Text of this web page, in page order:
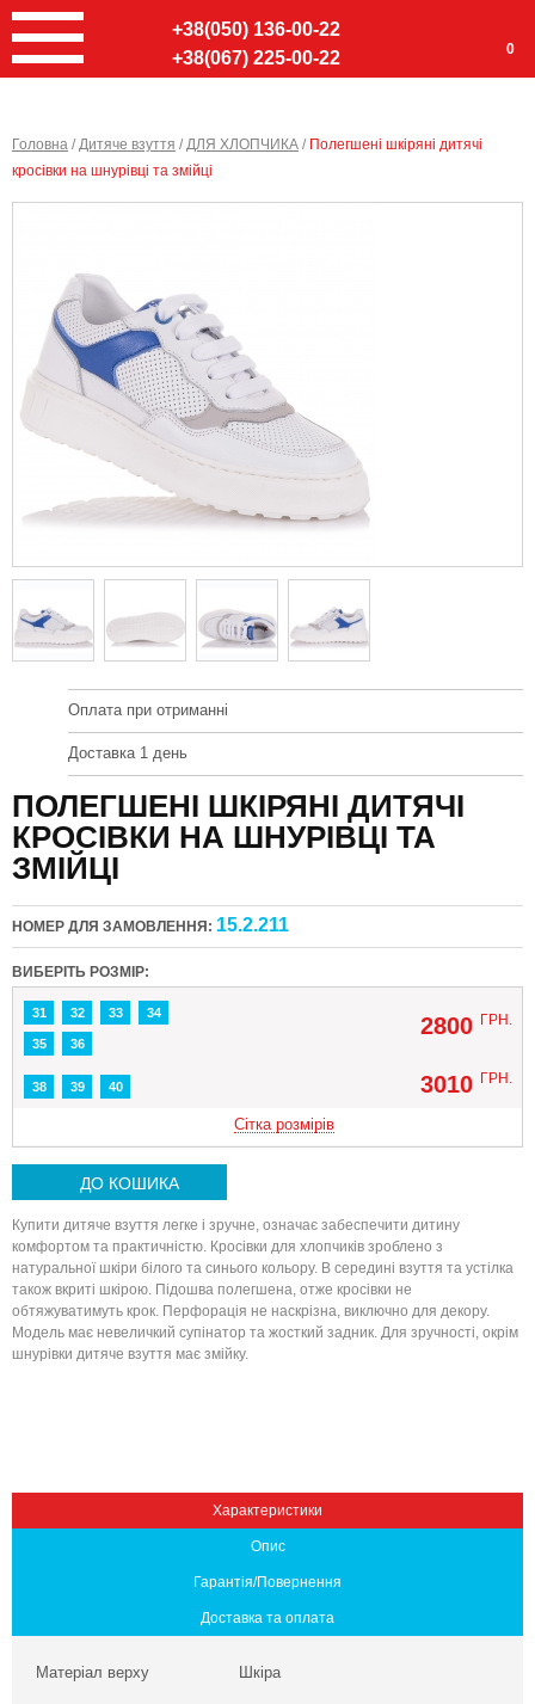
+38(050) 136-00-22
+38(067) 225-00-22
0
Головна /Дитяче взуття /ДЛЯ ХЛОПЧИКА / Полегшені шкіряні дитячі
кросівки на шнурівці та змійці
Оплата при отриманні
Доставка 1 день
ПОЛЕГШЕНІ ШКІРЯНІ ДИТЯЧІ
КРОСІВКИ НА ШНУРІВЦІ ТА
ЗМІЙЦІ
НОМЕР ДЛЯ ЗАМОВЛЕННЯ: 15.2.211
ВИБЕРІТЬ РОЗМІР:
31 32 33 34
35 36
2800 ГРН.
38 39 40 3010 ГРН.
Сітка розмірів
ДО КОШИКА
Купити дитяче взуття легке і зручне, означає забеспечити дитину
комфортом та практичністю. Кросівки для хлопчиків зроблено з
натуральної шкіри білого та синього кольору. В середині взуття та устілка
також вкриті шкірою. Підошва полегшена, отже кросівки не
обтяжуватимуть крок. Перфорація не наскрізна, виключно для декору.
Модель має невеличкий супінатор та жосткий задник. Для зручності, окрім
шнурівки дитяче взуття має змійку.
Характеристики
Опис
Гарантія/Повернення
Доставка та оплата
Матеріал верху Шкіра